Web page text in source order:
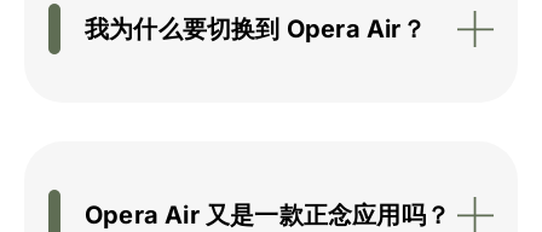
我为什么要切换到 Opera Air？
Opera Air 又是一款正念应用吗？